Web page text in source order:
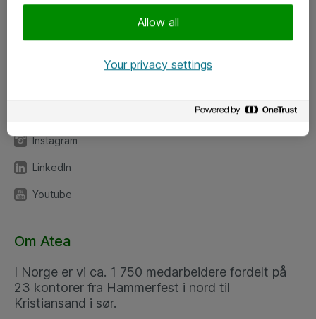
Instagram
LinkedIn
Youtube
Om Atea
I Norge er vi ca. 1 750 medarbeidere fordelt på
23 kontorer fra Hammerfest i nord til
Kristiansand i sør.
Allow all
Your privacy settings